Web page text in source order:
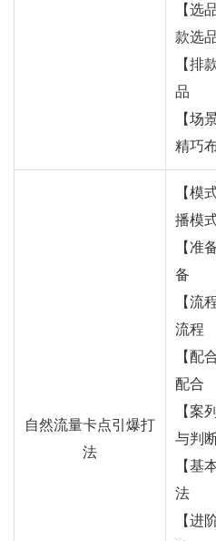
【选
款选
【排
品
【场
精巧
自然流量卡点引爆打
法
【模
播模
【准
备
【流
流程
【配
配合
【案
与判
【基
法
【进